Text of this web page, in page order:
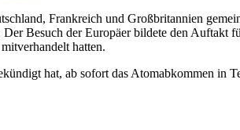
Frankreich und Großbritannien
Besuch der Europäer bildete den Auftakt
hatten.
hat, ab sofort das Atomabkommen in